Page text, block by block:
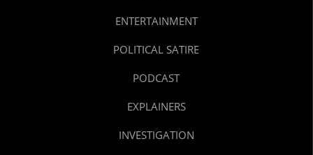
ENTERTAINMENT
POLITICAL SATIRE
PODCAST
EXPLAINERS
INVESTIGATION